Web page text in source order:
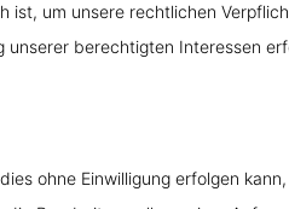
um unsere rechtlichen
berechtigten Interessen
ohne Einwilligung erfolgen kann,